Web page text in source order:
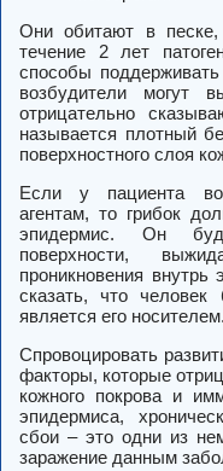
Они обитают в
течение 2 лет
способы
возбудители могут
отрицательно
называется плотный
поверхностного слоя
Если у пациента
агентам, то грибок
эпидермис. Он
поверхности,
проникновения
сказать, что
является его носителем.
Спровоцировать
факторы, которые
кожного покрова и
эпидермиса,
сбои – это одни из
заражение данным